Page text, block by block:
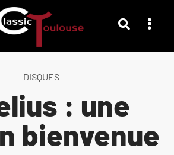
DISQUES
: une
bienvenue